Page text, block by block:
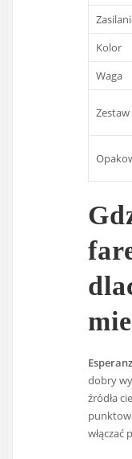
Kolor
Waga
Zestaw
dobry
źródła
włączać